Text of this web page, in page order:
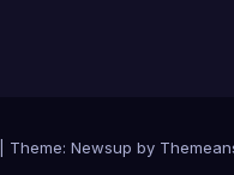
Theme: Newsup by